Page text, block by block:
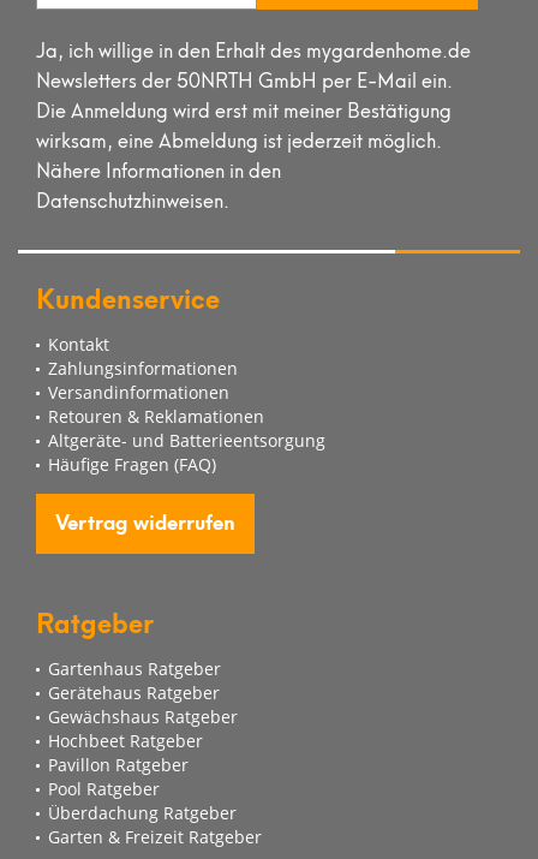
Ja, ich willige in den Erhalt des mygardenhome.de
Newsletters der 50NRTH GmbH per E-Mail ein.
Die Anmeldung wird erst mit meiner Bestätigung
wirksam, eine Abmeldung ist jederzeit möglich.
Nähere Informationen in den
Datenschutzhinweisen.
Kundenservice
Kontakt
Zahlungsinformationen
Versandinformationen
Retouren & Reklamationen
Altgeräte- und Batterieentsorgung
Häufige Fragen (FAQ)
Vertrag widerrufen
Ratgeber
Gartenhaus Ratgeber
Gerätehaus Ratgeber
Gewächshaus Ratgeber
Hochbeet Ratgeber
Pavillon Ratgeber
Pool Ratgeber
Überdachung Ratgeber
Garten & Freizeit Ratgeber